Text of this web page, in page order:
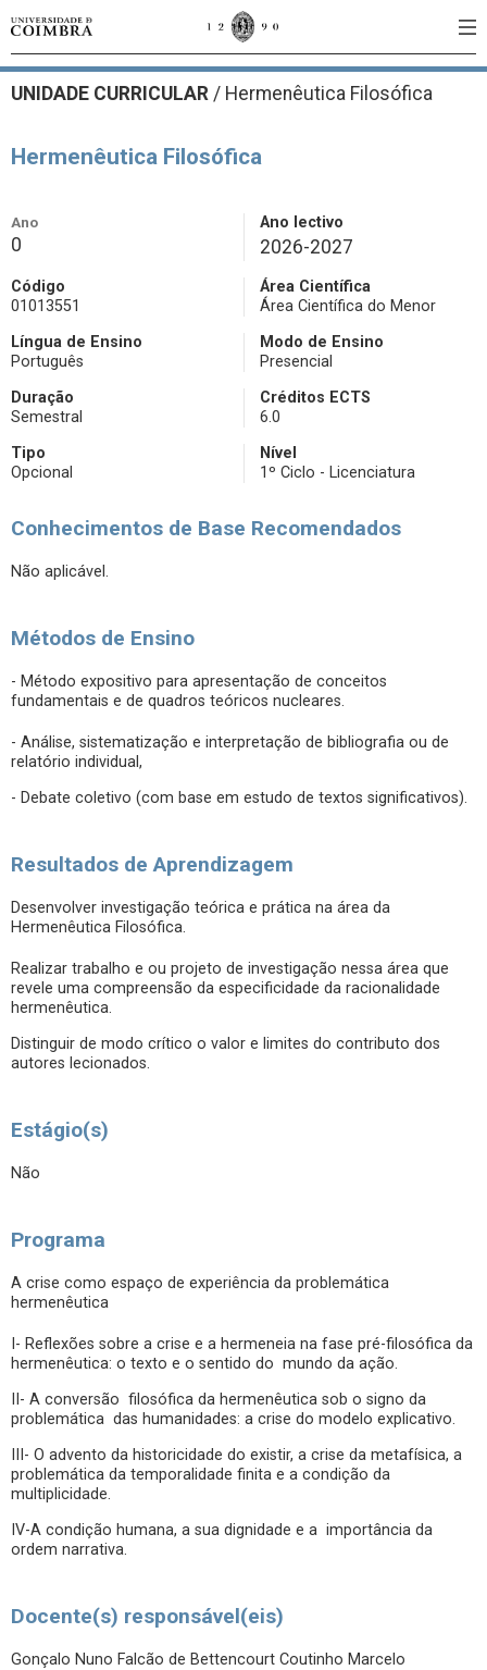
UNIDADE CURRICULAR / Hermenêutica Filosófica
Hermenêutica Filosófica
Ano
0
Ano lectivo
2026-2027
Código
01013551
Área Científica
Área Científica do Menor
Língua de Ensino
Português
Modo de Ensino
Presencial
Duração
Semestral
Créditos ECTS
6.0
Tipo
Opcional
Nível
1º Ciclo - Licenciatura
Conhecimentos de Base Recomendados
Não aplicável.
Métodos de Ensino
- Método expositivo para apresentação de conceitos
fundamentais e de quadros teóricos nucleares.
- Análise, sistematização e interpretação de bibliografia ou de
relatório individual,
- Debate coletivo (com base em estudo de textos significativos).
Resultados de Aprendizagem
Desenvolver investigação teórica e prática na área da
Hermenêutica Filosófica.
Realizar trabalho e ou projeto de investigação nessa área que
revele uma compreensão da especificidade da racionalidade
hermenêutica.
Distinguir de modo crítico o valor e limites do contributo dos
autores lecionados.
Estágio(s)
Não
Programa
A crise como espaço de experiência da problemática
hermenêutica
I- Reflexões sobre a crise e a hermeneia na fase pré-filosófica da
hermenêutica: o texto e o sentido do mundo da ação.
II- A conversão filosófica da hermenêutica sob o signo da
problemática das humanidades: a crise do modelo explicativo.
III- O advento da historicidade do existir, a crise da metafísica, a
problemática da temporalidade finita e a condição da
multiplicidade.
IV-A condição humana, a sua dignidade e a importância da
ordem narrativa.
Docente(s) responsável(eis)
Gonçalo Nuno Falcão de Bettencourt Coutinho Marcelo